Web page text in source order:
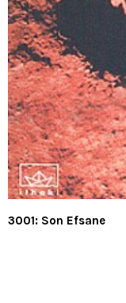
3001: Son Efsane